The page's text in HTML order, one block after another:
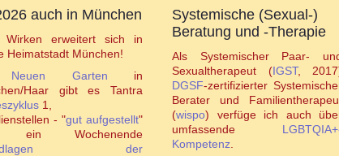
auch in München
Wirken erweitert sich in
Heimatstadt München!
Neuen Garten in
Haar gibt es Tantra
1,
- "gut aufgestellt"
ein Wochenende
der
Systemische (Sexual-)
Beratung und -Therapie
Als Systemischer Paar-
Sexualtherapeut (IGST,
DGSF-zertifizierter
Berater und
(wispo) verfüge ich auch
umfassende
Kompetenz